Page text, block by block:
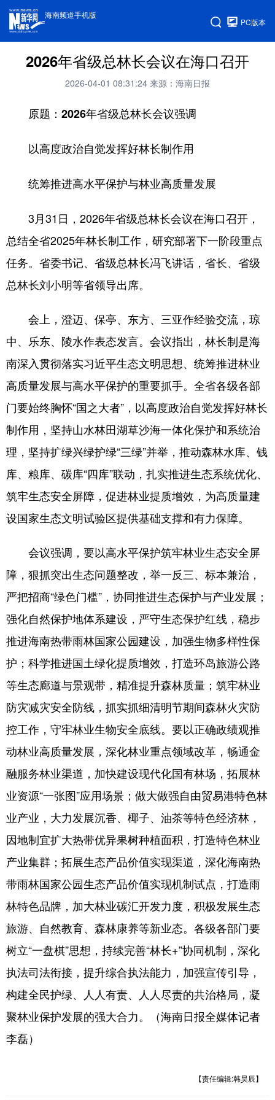
海南频道手机版
PC版本
2026年省级总林长会议在海口召开
2026-04-01 08:31:24 来源：海南日报
原题：2026年省级总林长会议强调
以高度政治自觉发挥好林长制作用
统筹推进高水平保护与林业高质量发展
3月31日，2026年省级总林长会议在海口召开，
总结全省2025年林长制工作，研究部署下一阶段重点
任务。省委书记、省级总林长冯飞讲话，省长、省级
总林长刘小明等省领导出席。
会上，澄迈、保亭、东方、三亚作经验交流，琼
中、乐东、陵水作表态发言。会议指出，林长制是海
南深入贯彻落实习近平生态文明思想、统筹推进林业
高质量发展与高水平保护的重要抓手。全省各级各部
门要始终胸怀“国之大者”，以高度政治自觉发挥好林长
制作用，坚持山水林田湖草沙海一体化保护和系统治
理，坚持扩绿兴绿护绿“三绿”并举，推动森林水库、钱
库、粮库、碳库“四库”联动，扎实推进生态系统优化、
筑牢生态安全屏障，促进林业提质增效，为高质量建
设国家生态文明试验区提供基础支撑和有力保障。
会议强调，要以高水平保护筑牢林业生态安全屏
障，狠抓突出生态问题整改，举一反三、标本兼治，
严把招商“绿色门槛”，协同推进生态保护与产业发展；
强化自然保护地体系建设，严守生态保护红线，稳步
推进海南热带雨林国家公园建设，加强生物多样性保
护；科学推进国土绿化提质增效，打造环岛旅游公路
等生态廊道与景观带，精准提升森林质量；筑牢林业
防灾减灾安全防线，抓实抓细清明节期间森林火灾防
控工作，守牢林业生物安全底线。要以正确政绩观推
动林业高质量发展，深化林业重点领域改革，畅通金
融服务林业渠道，加快建设现代化国有林场，拓展林
业资源“一张图”应用场景；做大做强自由贸易港特色林
业产业，大力发展沉香、椰子、油茶等特色经济林，
因地制宜扩大热带优异果树种植面积，打造特色林业
产业集群；拓展生态产品价值实现渠道，深化海南热
带雨林国家公园生态产品价值实现机制试点，打造雨
林特色品牌，加大林业碳汇开发力度，积极发展生态
旅游、自然教育、森林康养等新业态。各级各部门要
树立“一盘棋”思想，持续完善“林长+”协同机制，深化
执法司法衔接，提升综合执法能力，加强宣传引导，
构建全民护绿、人人有责、人人尽责的共治格局，凝
聚林业保护发展的强大合力。（海南日报全媒体记者
李磊）
【责任编辑:韩昊辰】